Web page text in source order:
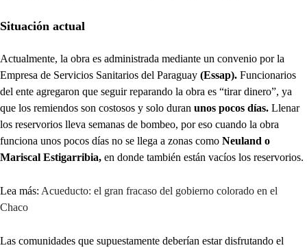
Situación actual
Actualmente, la obra es administrada mediante un convenio por la
Empresa de Servicios Sanitarios del Paraguay (Essap). Funcionarios
del ente agregaron que seguir reparando la obra es “tirar dinero”, ya
que los remiendos son costosos y solo duran unos pocos días. Llenar
los reservorios lleva semanas de bombeo, por eso cuando la obra
funciona unos pocos días no se llega a zonas como Neuland o
Mariscal Estigarribia, en donde también están vacíos los reservorios.
Lea más: Acueducto: el gran fracaso del gobierno colorado en el
Chaco
Las comunidades que supuestamente deberían estar disfrutando el